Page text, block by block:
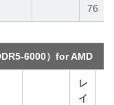
76
6000）for AMD
レ
イ